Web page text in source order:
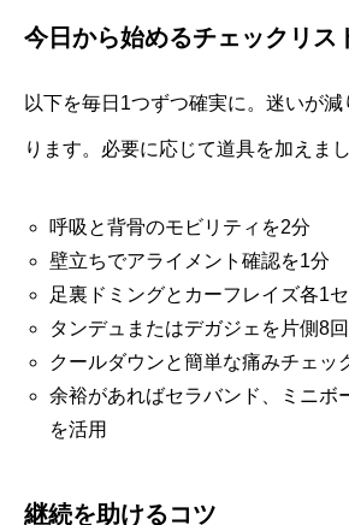
今日から始めるチェックリス
以下を毎日1つずつ確実に。迷いが
ります。必要に応じて道具を加えまし
呼吸と背骨のモビリティを2分
壁立ちでアライメント確認を1分
足裏ドミングとカーフレイズ各1セ
タンデュまたはデガジェを片側8回
クールダウンと簡単な痛みチェッ
余裕があればセラバンド、ミニボ
を活用
継続を助けるコツ